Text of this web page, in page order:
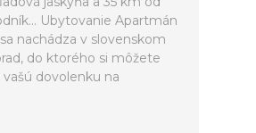
Ubytovanie Apartmán
nachádza v slovenskom
do ktorého si môžete
dovolenku na